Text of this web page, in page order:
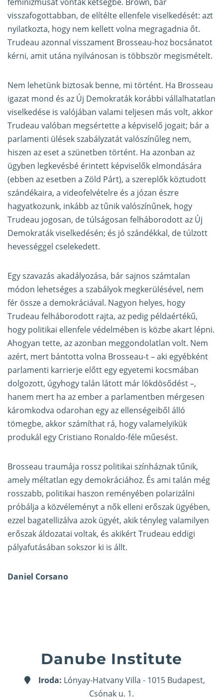
visszafogottabban, de elítélte ellenfele viselkedését: azt
nyilatkozta, hogy nem kellett volna megragadnia őt.
Trudeau azonnal visszament Brosseau-hoz bocsánatot
kérni, amit utána nyilvánosan is többször megismételt.
Nem lehetünk biztosak benne, mi történt. Ha Brosseau
igazat mond és az Új Demokraták korábbi vállalhatatlan
viselkedése is valójában valami teljesen más volt, akkor
Trudeau valóban megsértette a képviselő jogait; bár a
parlamenti ülések szabályzatát valószínűleg nem,
hiszen az eset a szünetben történt. Ha azonban az
ügyben legkevésbé érintett képviselők elmondására
(ebben az esetben a Zöld Párt), a szereplők köztudott
szándékaira, a videofelvételre és a józan észre
hagyatkozunk, inkább az tűnik valószínűnek, hogy
Trudeau jogosan, de túlságosan felháborodott az Új
Demokraták viselkedésén; és jó szándékkal, de túlzott
hevességgel cselekedett.
Egy szavazás akadályozása, bár sajnos számtalan
módon lehetséges a szabályok megkerülésével, nem
fér össze a demokráciával. Nagyon helyes, hogy
Trudeau felháborodott rajta, az pedig példaértékű,
hogy politikai ellenfele védelmében is közbe akart lépni.
Ahogyan tette, az azonban meggondolatlan volt. Nem
azért, mert bántotta volna Brosseau-t – aki egyébként
parlamenti karrierje előtt egy egyetemi kocsmában
dolgozott, úgyhogy talán látott már lökdösődést –,
hanem mert ha az ember a parlamentben mérgesen
káromkodva odarohan egy az ellenségeiből álló
tömegbe, akkor számíthat rá, hogy valamelyikük
produkál egy Cristiano Ronaldo-féle műesést.
Brosseau traumája rossz politikai színháznak tűnik,
amely méltatlan egy demokráciához. És ami talán még
rosszabb, politikai haszon reményében polarizálni
próbálja a közvéleményt a nők elleni erőszak ügyében,
ezzel bagatellizálva azok ügyét, akik tényleg valamilyen
erőszak áldozatai voltak, és akikért Trudeau eddigi
pályafutásában sokszor ki is állt.
Daniel Corsano
Danube Institute
Iroda: Lónyay-Hatvany Villa - 1015 Budapest,
Csónak u. 1.